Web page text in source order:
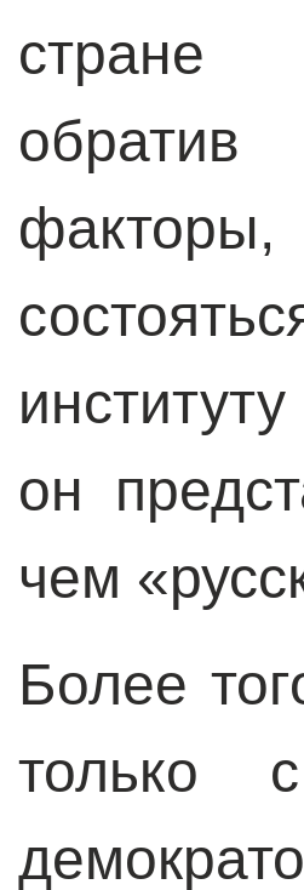
стране
он
чем
Более
только